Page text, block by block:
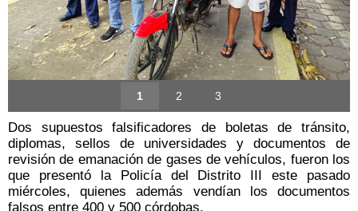
1 2 3
Dos supuestos falsificadores de boletas de tránsito,
diplomas, sellos de universidades y documentos de
revisión de emanación de gases de vehículos, fueron los
que presentó la Policía del Distrito III este pasado
miércoles, quienes además vendían los documentos
falsos entre 400 y 500 córdobas.